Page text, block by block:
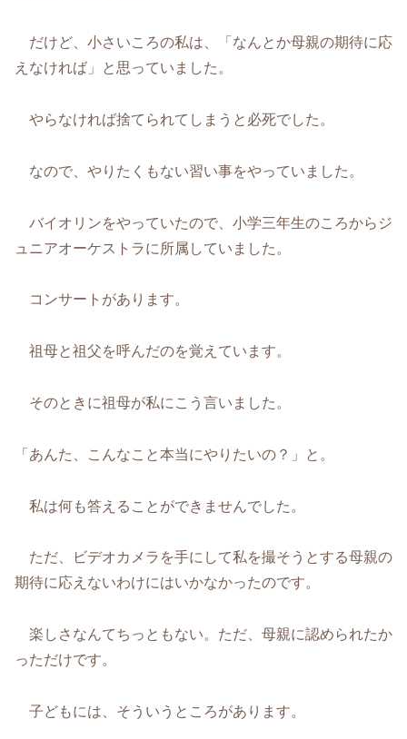
だけど、小さいころの私は、「なんとか母親の期待に応
えなければ」と思っていました。
やらなければ捨てられてしまうと必死でした。
なので、やりたくもない習い事をやっていました。
バイオリンをやっていたので、小学三年生のころからジ
ュニアオーケストラに所属していました。
コンサートがあります。
祖母と祖父を呼んだのを覚えています。
そのときに祖母が私にこう言いました。
「あんた、こんなこと本当にやりたいの？」と。
私は何も答えることができませんでした。
ただ、ビデオカメラを手にして私を撮そうとする母親の
期待に応えないわけにはいかなかったのです。
楽しさなんてちっともない。ただ、母親に認められたか
っただけです。
子どもには、そういうところがあります。